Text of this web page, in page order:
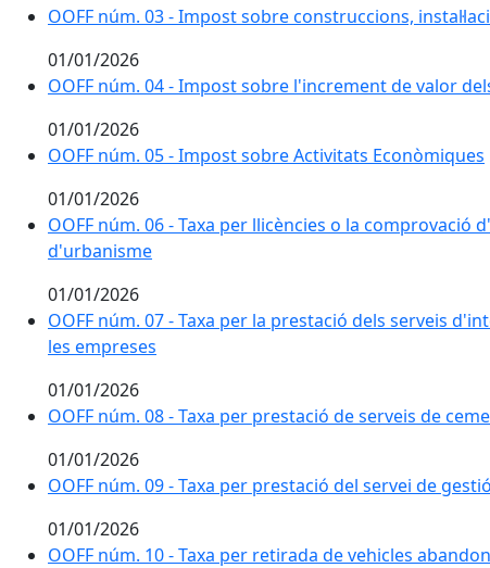
OOFF núm. 03 - Impost sobre construccions,
01/01/2026
OOFF núm. 04 - Impost sobre l'increment de valor
01/01/2026
OOFF núm. 05 - Impost sobre Activitats Econòmiques
01/01/2026
OOFF núm. 06 - Taxa per llicències o la
d'urbanisme
01/01/2026
OOFF núm. 07 - Taxa per la prestació dels serveis
les empreses
01/01/2026
OOFF núm. 08 - Taxa per prestació de serveis de
01/01/2026
OOFF núm. 09 - Taxa per prestació del servei de
01/01/2026
OOFF núm. 10 - Taxa per retirada de vehicles